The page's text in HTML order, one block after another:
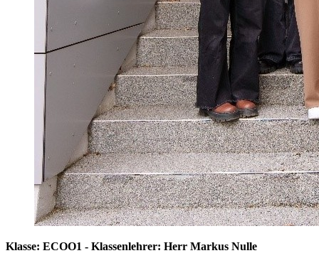
Klasse: ECOO1 - Klassenlehrer: Herr Markus Nulle